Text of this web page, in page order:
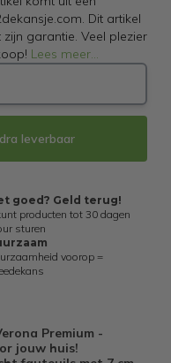
Dit artikel
garantie. Veel plezier
Lees meer...
leverbaar
goed? Geld terug!
producten tot 30 dagen
sturen
voorop =
Premium -
jouw huis!